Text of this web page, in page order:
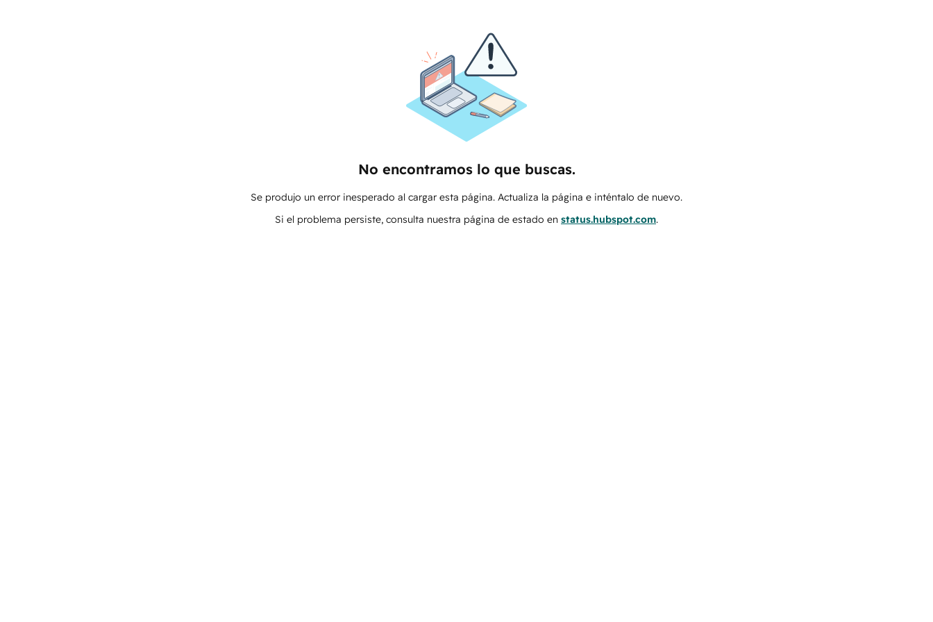
No encontramos lo que buscas.
Se produjo un error inesperado al cargar esta página. Actualiza la página e inténtalo de nuevo.
Si el problema persiste, consulta nuestra página de estado en status.hubspot.com.